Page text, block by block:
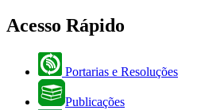
Acesso Rápido
Portarias e Resoluções
Publicações